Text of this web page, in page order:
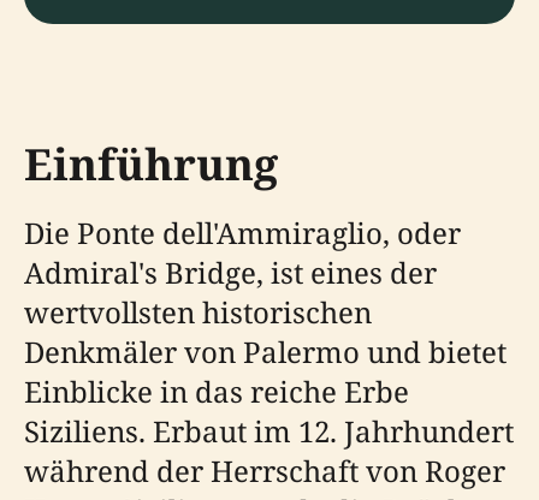
Einführung
Die Ponte dell'Ammiraglio, oder
Admiral's Bridge, ist eines der
wertvollsten historischen
Denkmäler von Palermo und bietet
Einblicke in das reiche Erbe
Siziliens. Erbaut im 12. Jahrhundert
während der Herrschaft von Roger